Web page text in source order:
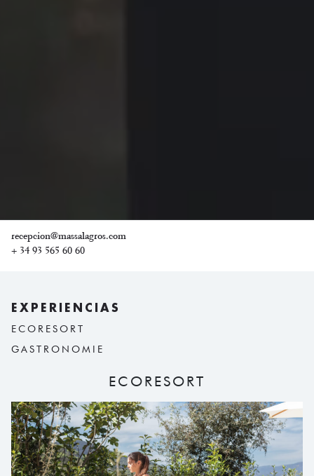
recepcion@massalagros.com
+ 34 93 565 60 60
EXPERIENCIAS
ECORESORT
GASTRONOMIE
ECORESORT